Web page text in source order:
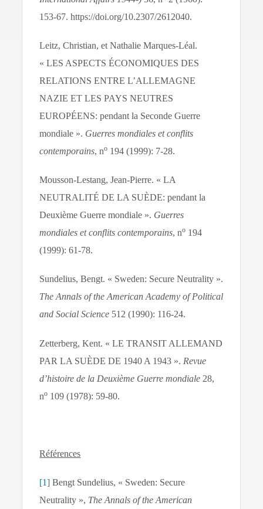
153‑67. https://doi.org/10.2307/2612040.
Leitz, Christian, et Nathalie Marques-Léal.
« LES ASPECTS ÉCONOMIQUES DES
RELATIONS ENTRE L’ALLEMAGNE
NAZIE ET LES PAYS NEUTRES
EUROPÉENS: pendant la Seconde Guerre
mondiale ». Guerres mondiales et conflits
contemporains, no 194 (1999): 7‑28.
Mousson-Lestang, Jean-Pierre. « LA
NEUTRALITÉ DE LA SUÈDE: pendant la
Deuxième Guerre mondiale ». Guerres
mondiales et conflits contemporains, no 194
(1999): 61‑78.
Sundelius, Bengt. « Sweden: Secure Neutrality ».
The Annals of the American Academy of Political
and Social Science 512 (1990): 116‑24.
Zetterberg, Kent. « LE TRANSIT ALLEMAND
PAR LA SUÈDE DE 1940 A 1943 ». Revue
d’histoire de la Deuxième Guerre mondiale 28,
no 109 (1978): 59‑80.
Références
[1] Bengt Sundelius, « Sweden: Secure
Neutrality », The Annals of the American